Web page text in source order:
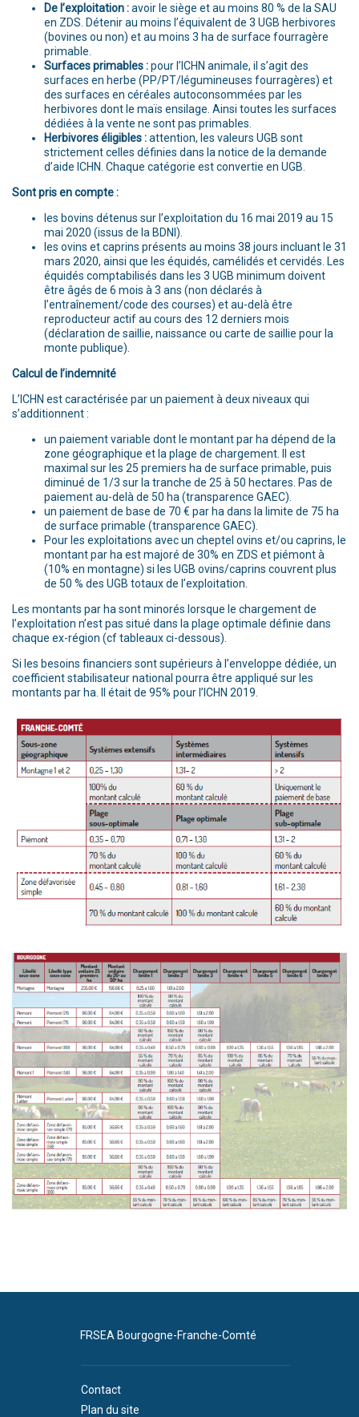
De l’exploitation :avoir le siège et au moins 80 % de la SAU
en ZDS. Détenir au moins l’équivalent de 3 UGB herbivores
(bovines ou non) et au moins 3 ha de surface fourragère
primable.
Surfaces primables :pour l’ICHN animale, il s’agit des
surfaces en herbe (PP/PT/légumineuses fourragères) et
des surfaces en céréales autoconsommées par les
herbivores dont le maïs ensilage. Ainsi toutes les surfaces
dédiées à la vente ne sont pas primables.
Herbivores éligibles :attention, les valeurs UGB sont
strictement celles définies dans la notice de la demande
d’aide ICHN. Chaque catégorie est convertie en UGB.
Sont pris en compte :
les bovins détenus sur l’exploitation du 16 mai 2019 au 15
mai 2020 (issus de la BDNI).
les ovins et caprins présents au moins 38 jours incluant le 31
mars 2020, ainsi que les équidés, camélidés et cervidés. Les
équidés comptabilisés dans les 3 UGB minimum doivent
être âgés de 6 mois à 3 ans (non déclarés à
l’entraînement/code des courses) et au-delà être
reproducteur actif au cours des 12 derniers mois
(déclaration de saillie, naissance ou carte de saillie pour la
monte publique).
Calcul de l’indemnité
L’ICHN est caractérisée par un paiement à deux niveaux qui
s’additionnent :
un paiement variable dont le montant par ha dépend de la
zone géographique et la plage de chargement. Il est
maximal sur les 25 premiers ha de surface primable, puis
diminué de 1/3 sur la tranche de 25 à 50 hectares. Pas de
paiement au-delà de 50 ha (transparence GAEC).
un paiement de base de 70 € par ha dans la limite de 75 ha
de surface primable (transparence GAEC).
Pour les exploitations avec un cheptel ovins et/ou caprins, le
montant par ha est majoré de 30% en ZDS et piémont à
(10% en montagne) si les UGB ovins/caprins couvrent plus
de 50 % des UGB totaux de l’exploitation.
Les montants par ha sont minorés lorsque le chargement de
l’exploitation n’est pas situé dans la plage optimale définie dans
chaque ex-région (cf tableaux ci-dessous).
Si les besoins financiers sont supérieurs à l’enveloppe dédiée, un
coefficient stabilisateur national pourra être appliqué sur les
montants par ha. Il était de 95% pour l’ICHN 2019.
FRSEA Bourgogne-Franche-Comté
Contact
Plan du site